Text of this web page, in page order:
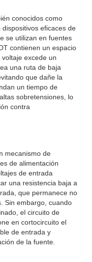
conocidos como
eficaces de
se utilizan en fuentes
contienen un espacio
excede un
una ruta de baja
que dañe la
un tiempo de
sobretensiones, lo
contra
mecanismo de
de alimentación
de entrada
una resistencia baja a
que permanece no
Sin embargo, cuando
el circuito de
en cortocircuito el
de entrada y
de la fuente.